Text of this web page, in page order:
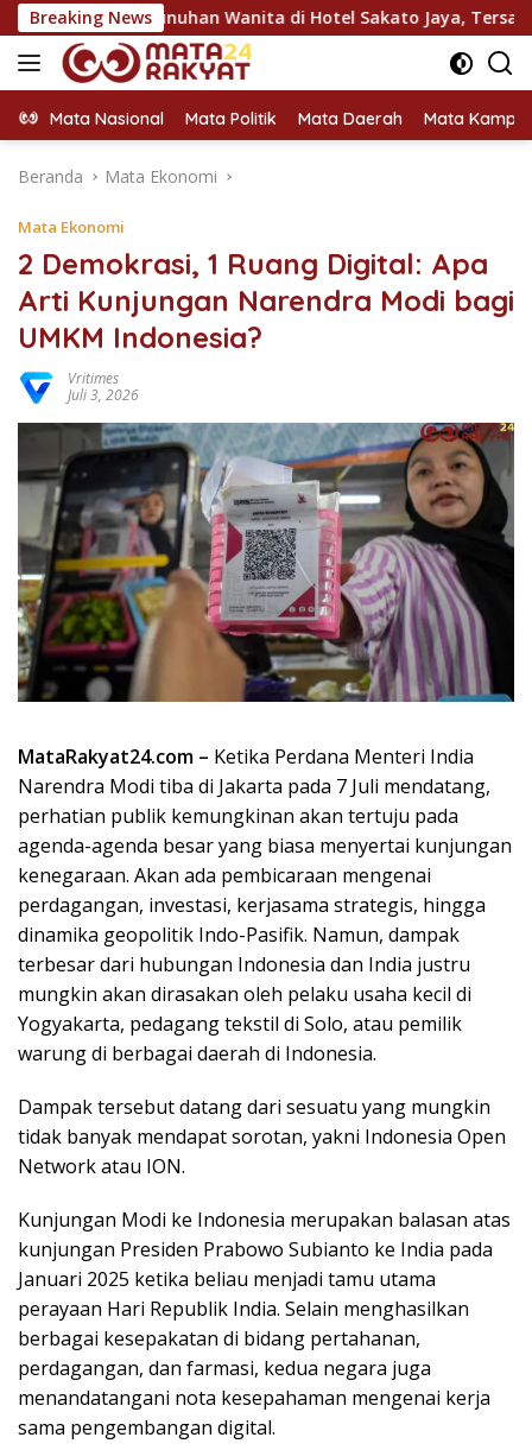
Langsung
ke
konten
Breaking NewsWanita di Hotel Sakato Jaya, Tersangka Peragakan
Mata Nasional Mata Politik Mata Daerah Mata
Beranda Mata Ekonomi
Mata Ekonomi
2 Demokrasi, 1 Ruang Digital: Apa
Arti Kunjungan Narendra Modi bagi
UMKM Indonesia?
Vritimes
Juli 3, 2026
MataRakyat24.com – Ketika Perdana Menteri India
Narendra Modi tiba di Jakarta pada 7 Juli mendatang,
perhatian publik kemungkinan akan tertuju pada
agenda-agenda besar yang biasa menyertai kunjungan
kenegaraan. Akan ada pembicaraan mengenai
perdagangan, investasi, kerjasama strategis, hingga
dinamika geopolitik Indo-Pasifik. Namun, dampak
terbesar dari hubungan Indonesia dan India justru
mungkin akan dirasakan oleh pelaku usaha kecil di
Yogyakarta, pedagang tekstil di Solo, atau pemilik
warung di berbagai daerah di Indonesia.
Dampak tersebut datang dari sesuatu yang mungkin
tidak banyak mendapat sorotan, yakni Indonesia Open
Network atau ION.
Kunjungan Modi ke Indonesia merupakan balasan atas
kunjungan Presiden Prabowo Subianto ke India pada
Januari 2025 ketika beliau menjadi tamu utama
perayaan Hari Republik India. Selain menghasilkan
berbagai kesepakatan di bidang pertahanan,
perdagangan, dan farmasi, kedua negara juga
menandatangani nota kesepahaman mengenai kerja
sama pengembangan digital.